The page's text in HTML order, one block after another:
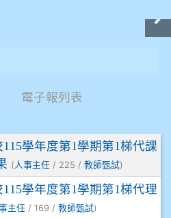
電子報列表
115學年度第1學期第1梯代課
( 人事主任 / 225 / 教師甄試)
115學年度第1學期第1梯代理
主任 / 169 / 教師甄試)